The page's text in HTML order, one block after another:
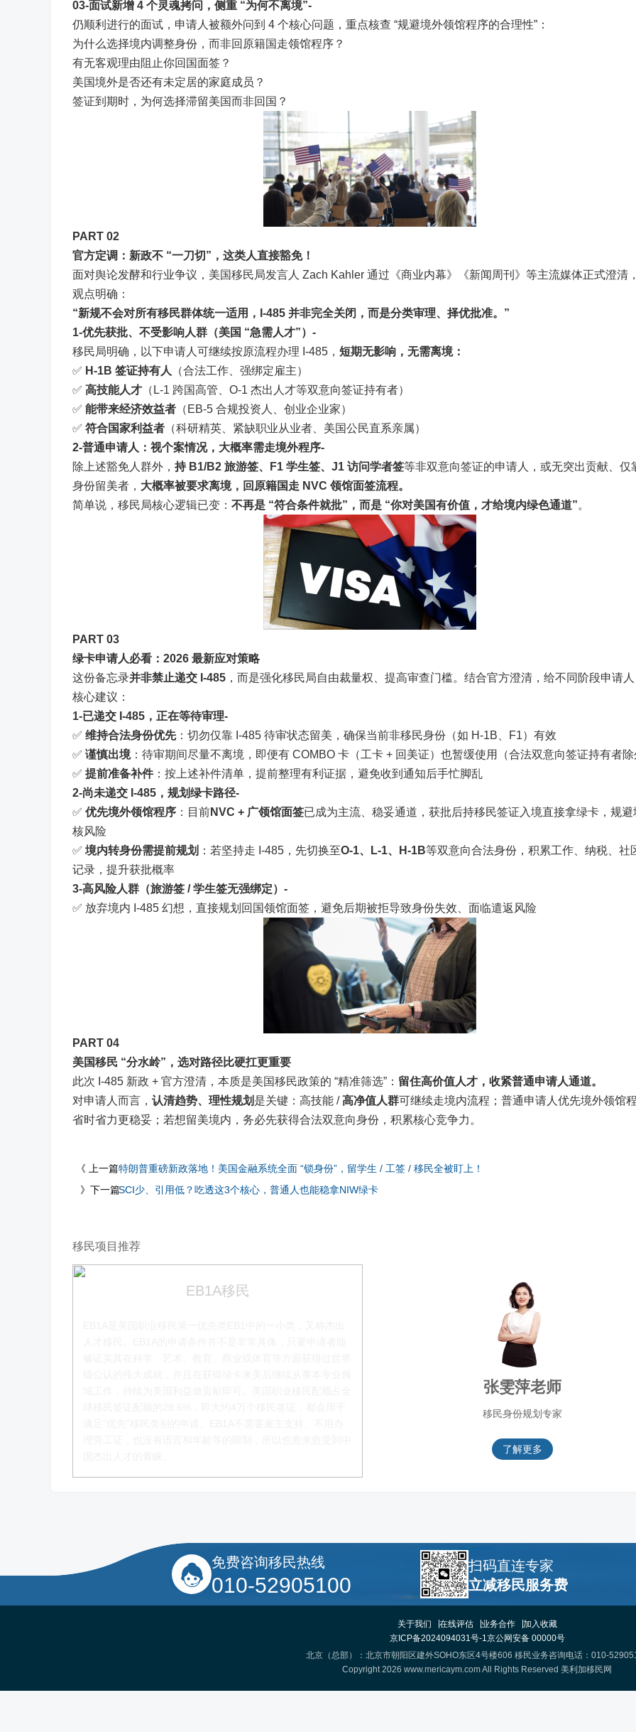
03-面试新增 4 个灵魂拷问，侧重 “为何不离境”-
仍顺利进行的面试，申请人被额外问到 4 个核心问题，重点核查 “规避境外领馆程序的合理性”：
为什么选择境内调整身份，而非回原籍国走领馆程序？
有无客观理由阻止你回国面签？
美国境外是否还有未定居的家庭成员？
签证到期时，为何选择滞留美国而非回国？
PART 02
官方定调：新政不 “一刀切”，这类人直接豁免！
面对舆论发酵和行业争议，美国移民局发言人 Zach Kahler 通过《商业内幕》《新闻周刊》等主流媒体正式澄清
观点明确：
“新规不会对所有移民群体统一适用，I-485 并非完全关闭，而是分类审理、择优批准。”
1-优先获批、不受影响人群（美国 “急需人才”）-
移民局明确，以下申请人可继续按原流程办理 I-485， 短期无影响，无需离境：
✅ H-1B 签证持有人
（合法工作、强绑定雇主）
✅ 高技能人才 （L-1 跨国高管、O-1 杰出人才等双意向签证持有者）
✅ 能带来经济效益者 （EB-5 合规投资人、创业企业家）
✅ 符合国家利益者 （科研精英、紧缺职业从业者、美国公民直系亲属）
2-普通申请人：视个案情况，大概率需走境外程序-
除上述豁免人群外， 持 B1/B2 旅游签、F1 学生签、J1 访问学者签等非双意向签证的申请人，或无突出贡献、仅
身份留美者， 大概率被要求离境，回原籍国走 NVC 领馆面签流程。
简单说，移民局核心逻辑已变： 不再是 “符合条件就批” ，而是 “你对美国有价值，才给境内绿色通道”。
PART 03
绿卡申请人必看：2026 最新应对策略
这份备忘录并非禁止递交 I-485 ，而是强化移民局自由裁量权、提高审查门槛。结合官方澄清，给不同阶段申请
核心建议：
1-已递交 I-485，正在等待审理-
✅ 维持合法身份优先：切勿仅靠 I-485 待审状态留美，确保当前非移民身份（如 H-1B、F1）有效
✅ 谨慎出境：待审期间尽量不离境，即便有 COMBO 卡（工卡 + 回美证）也暂缓使用（合法双意向签证持有者
✅ 提前准备补件：按上述补件清单，提前整理有利证据，避免收到通知后手忙脚乱
2-尚未递交 I-485，规划绿卡路径-
✅ 优先境外领馆程序 ：目前NVC + 广领馆面签已成为主流、稳妥通道，获批后持移民签证入境直接拿绿卡，规避
核风险
✅ 境内转身份需提前规划 ：若坚持走 I-485，先切换至O-1、L-1、H-1B等双意向合法身份，积累工作、纳税、社
记录，提升获批概率
3-高风险人群（旅游签 / 学生签无强绑定）-
✅ 放弃境内 I-485 幻想，直接规划回国领馆面签，避免后期被拒导致身份失效、面临遣返风险
PART 04
美国移民 “分水岭”，选对路径比硬扛更重要
此次 I-485 新政 + 官方澄清，本质是美国移民政策的 “精准筛选”： 留住高价值人才，收紧普通申请人通道。
对申请人而言， 认清趋势、理性规划 是关键：高技能 /高净值人群可继续走境内流程；普通申请人优先境外领馆
省时省力更稳妥；若想留美境内，务必先获得合法双意向身份，积累核心竞争力。
《 上一篇特朗普重磅新政落地！美国金融系统全面 “锁身份”，留学生 / 工签 / 移民全被盯上！
》下一篇SCI少、引用低？吃透这3个核心，普通人也能稳拿NIW绿卡
移民项目推荐
EB1A移民
张雯萍老师
移民身份规划专家
了解更多
免费咨询移民热线
010-52905100
扫码直连专家
立减移民服务费
关于我们 在线评估 业务合作
加入收藏
京ICP备2024094031号-1京公网安备 00000号
北京（总部）：北京市朝阳区建外SOHO东区4号楼606 移民业务咨询电话：010-
Copyright 2026 www.mericaym.com All Rights Reserved 美利加移民网